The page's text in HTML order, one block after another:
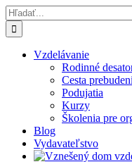
Skip
to
content
Hľadať:
Vzdelávanie
Rodinné
Cesta
Podujatia
Kurzy
Školenia pre
Blog
Vydavateľstvo